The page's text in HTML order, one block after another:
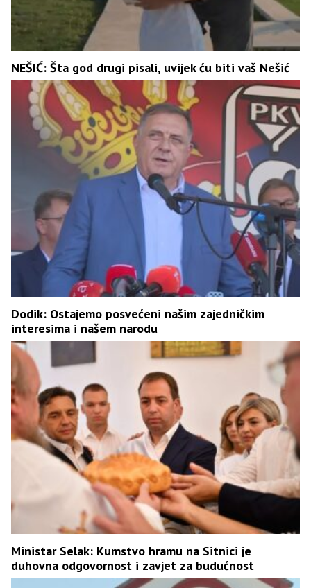
NEŠIĆ: Šta god drugi pisali, uvijek ću biti vaš Nešić
Dodik: Ostajemo posvećeni našim zajedničkim
interesima i našem narodu
Ministar Selak: Kumstvo hramu na Sitnici je
duhovna odgovornost i zavjet za budućnost